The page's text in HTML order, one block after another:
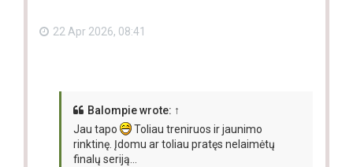
22 Apr 2026, 08:41
Balompiewrote: ↑
Jau tapo
Toliau treniruos ir jaunimo
rinktinę. Įdomu ar toliau pratęs nelaimėtų
finalų seriją...